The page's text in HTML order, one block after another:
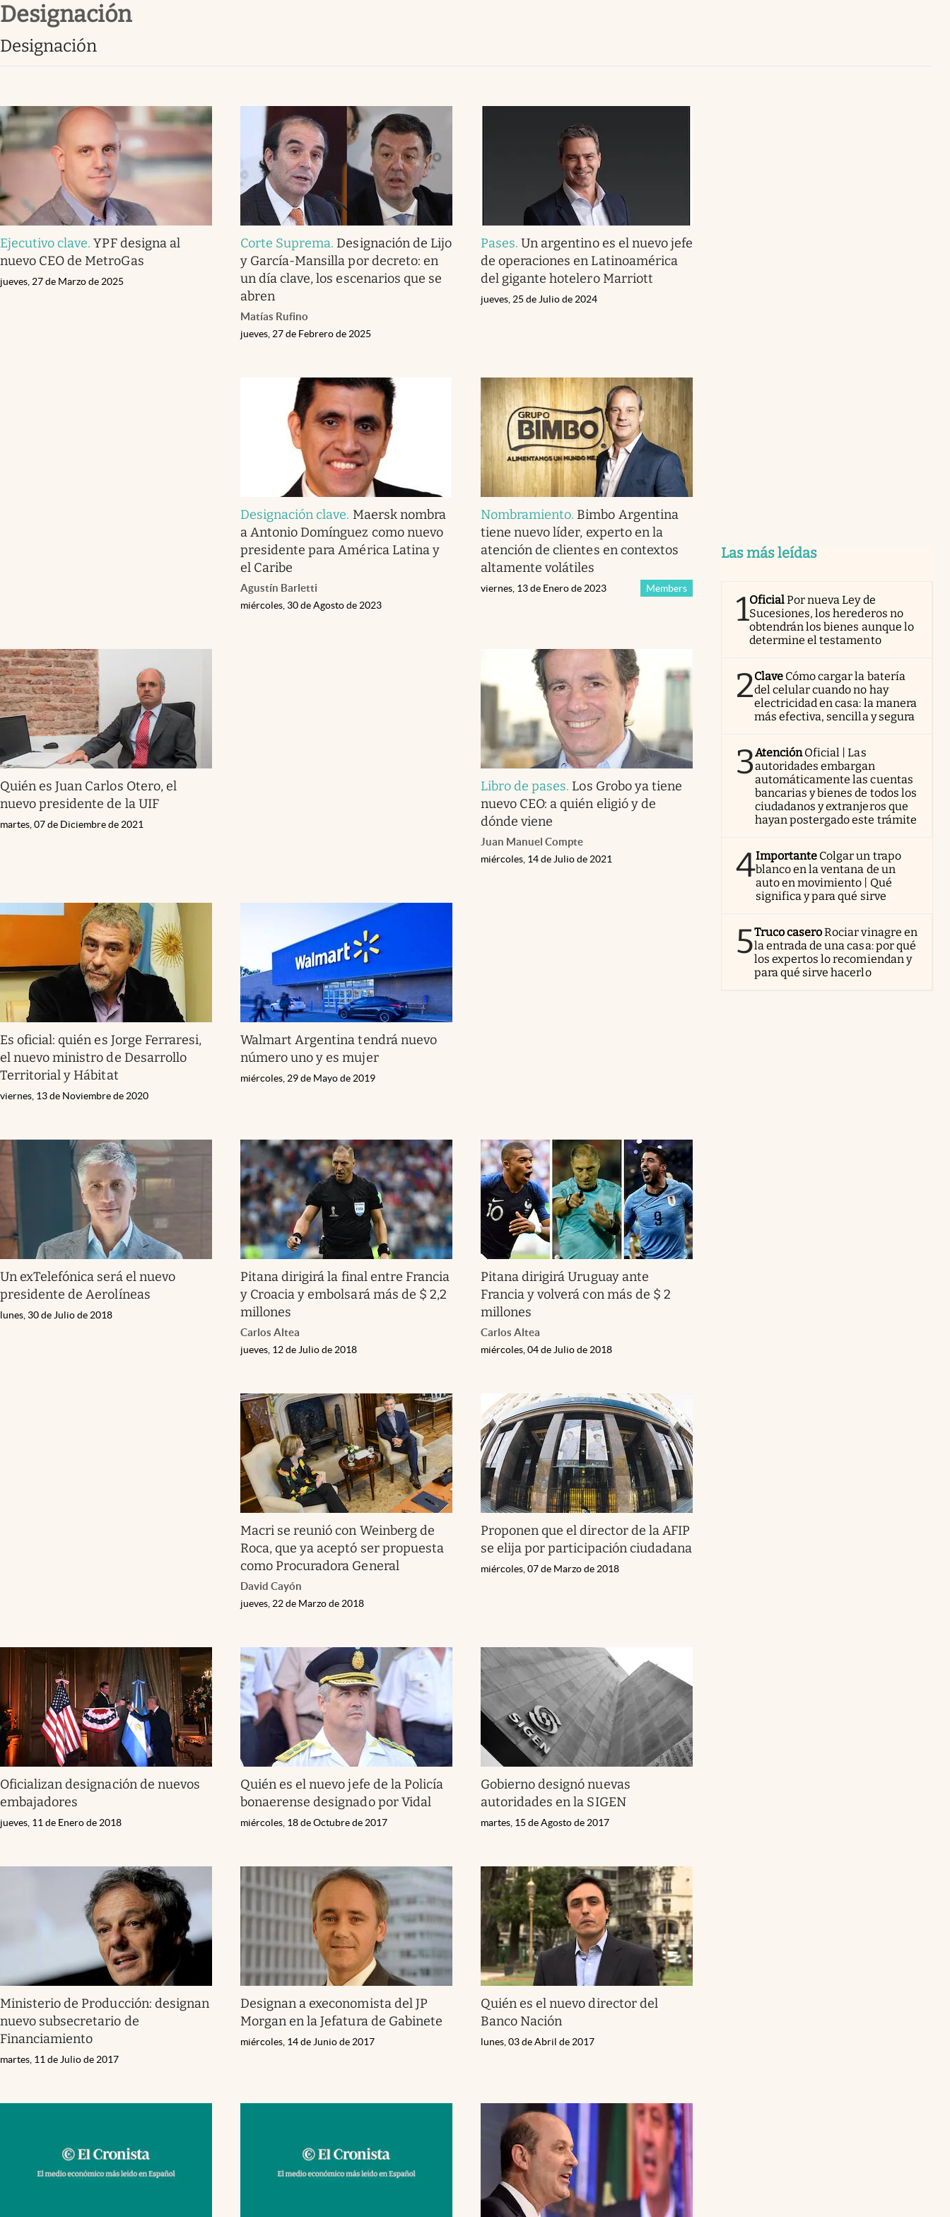
Infotechnology
Eventos Corporativos
El Cronista Studio
abre en nueva pestaña
designación
designación
Ejecutivo clave.YPF designa al
nuevo CEO de MetroGas
jueves, 27 de Marzo de 2025
Corte Suprema. Designación de Lijo
y García-Mansilla por decreto: en
un día clave, los escenarios que se
abren
Matías Rufino
jueves, 27 de Febrero de 2025
Pases.Un argentino es el nuevo jefe
de operaciones en Latinoamérica
del gigante hotelero Marriott
jueves, 25 de Julio de 2024
Designación clave. Maersk nombra
a Antonio Domínguez como nuevo
presidente para América Latina y
el Caribe
Agustín Barletti
miércoles, 30 de Agosto de 2023
Nombramiento. Bimbo Argentina
tiene nuevo líder, experto en la
atención de clientes en contextos
altamente volátiles
Members
viernes, 13 de Enero de 2023
Quién es Juan Carlos Otero, el
nuevo presidente de la UIF
martes, 07 de Diciembre de 2021
Libro de pases. Los Grobo ya tiene
nuevo CEO: a quién eligió y de
dónde viene
Juan Manuel Compte
miércoles, 14 de Julio de 2021
Es oficial: quién es Jorge Ferraresi,
el nuevo ministro de Desarrollo
Territorial y Hábitat
viernes, 13 de Noviembre de 2020
Walmart Argentina tendrá nuevo
número uno y es mujer
miércoles, 29 de Mayo de 2019
Un exTelefónica será el nuevo
presidente de Aerolíneas
lunes, 30 de Julio de 2018
Pitana dirigirá la final entre Francia
y Croacia y embolsará más de $ 2,2
millones
Carlos Altea
jueves, 12 de Julio de 2018
Pitana dirigirá Uruguay ante
Francia y volverá con más de $ 2
millones
Carlos Altea
miércoles, 04 de Julio de 2018
Macri se reunió con Weinberg de
Roca, que ya aceptó ser propuesta
como Procuradora General
David Cayón
jueves, 22 de Marzo de 2018
Proponen que el director de la AFIP
se elija por participación ciudadana
miércoles, 07 de Marzo de 2018
Oficializan designación de nuevos
embajadores
jueves, 11 de Enero de 2018
Quién es el nuevo jefe de la Policía
bonaerense designado por Vidal
miércoles, 18 de Octubre de 2017
Gobierno designó nuevas
autoridades en la SIGEN
martes, 15 de Agosto de 2017
Ministerio de Producción: designan
nuevo subsecretario de
Financiamiento
martes, 11 de Julio de 2017
Designan a execonomista del JP
Morgan en la Jefatura de Gabinete
miércoles, 14 de Junio de 2017
Quién es el nuevo director del
Banco Nación
lunes, 03 de Abril de 2017
Las más leídas
1OficialPor nueva Ley de
Sucesiones, los herederos no
obtendrán los bienes aunque lo
determine el testamento
2Clave Cómo cargar la batería
del celular cuando no hay
electricidad en casa: la manera
más efectiva, sencilla y segura
3AtenciónOficial | Las
autoridades embargan
automáticamente las cuentas
bancarias y bienes de todos los
ciudadanos y extranjeros que
hayan postergado este trámite
4Importante Colgar un trapo
blanco en la ventana de un
auto en movimiento | Qué
significa y para qué sirve
5Truco caseroRociar vinagre en
la entrada de una casa: por qué
los expertos lo recomiendan y
para qué sirve hacerlo